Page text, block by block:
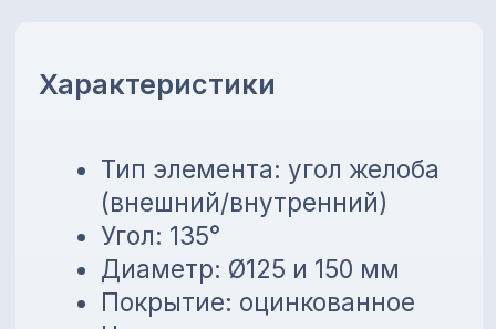
Подходит для внешних и
внутренних углов
Обеспечивает
герметичность системы
водоотведения
Преимущества